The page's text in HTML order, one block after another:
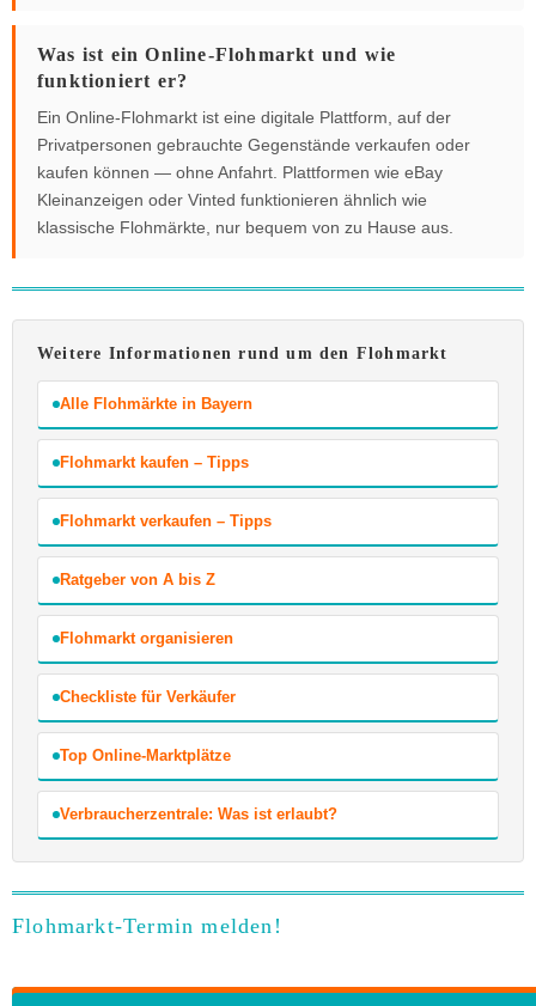
Was ist ein Online-Flohmarkt und wie
funktioniert er?
Ein Online-Flohmarkt ist eine digitale Plattform, auf der
Privatpersonen gebrauchte Gegenstände verkaufen oder
kaufen können — ohne Anfahrt. Plattformen wie eBay
Kleinanzeigen oder Vinted funktionieren ähnlich wie
klassische Flohmärkte, nur bequem von zu Hause aus.
Weitere Informationen rund um den Flohmarkt
Alle Flohmärkte in Bayern
Flohmarkt kaufen – Tipps
Flohmarkt verkaufen – Tipps
Ratgeber von A bis Z
Flohmarkt organisieren
Checkliste für Verkäufer
Top Online-Marktplätze
Verbraucherzentrale: Was ist erlaubt?
Flohmarkt-Termin melden!